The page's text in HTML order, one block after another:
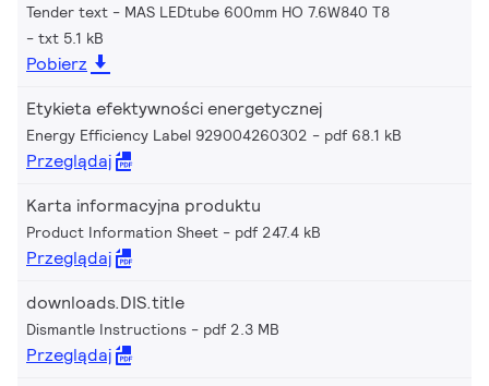
Tender text - MAS LEDtube 600mm HO 7.6W840 T8
txt 5.1 kB
Pobierz
Etykieta efektywności energetycznej
Energy Efficiency Label 929004260302 pdf 68.1 kB
Przeglądaj
Karta informacyjna produktu
Product Information Sheet pdf 247.4 kB
Przeglądaj
downloads.DIS.title
Dismantle Instructions pdf 2.3 MB
Przeglądaj